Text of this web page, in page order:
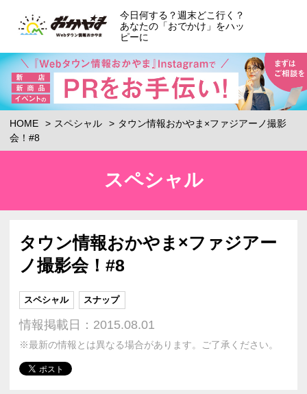
今日何する？週末どこ行く？
あなたの「おでかけ」をハッ
ピーに
HOME スペシャル
タウン情報おかやま×ファジアーノ撮影
会！#8
スペシャル
タウン情報おかやま×ファジアー
ノ撮影会！#8
スペシャル スナップ
情報掲載日：2015.08.01
※最新の情報とは異なる場合があります。ご了承ください。